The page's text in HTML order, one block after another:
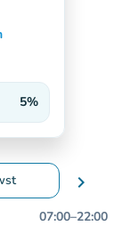
5%
chevron_right
07:00–22:00